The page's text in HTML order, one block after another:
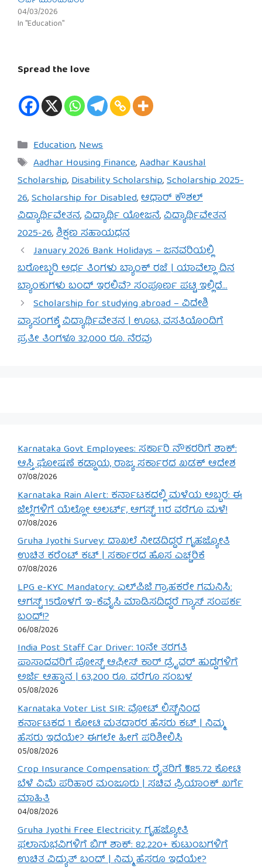
04/03/2026
In "Education"
Spread the love
Categories
Education,News
Tags
Aadhar Housing Finance,Aadhar Kaushal
Scholarship,Disability Scholarship,Scholarship 2025-
26,Scholarship for Disabled,ಆಧಾರ್ ಕೌಶಲ್
ವಿದ್ಯಾರ್ಥಿವೇತನ,ವಿದ್ಯಾರ್ಥಿ ಯೋಜನೆ,ವಿದ್ಯಾರ್ಥಿವೇತನ
2025-26,ಶಿಕ್ಷಣ ಸಹಾಯಧನ
January 2026 Bank Holidays – ಜನವರಿಯಲ್ಲಿ
ಬರೋಬ್ಬರಿ ಅರ್ಧ ತಿಂಗಳು ಬ್ಯಾಂಕ್ ರಜೆ | ಯಾವೆಲ್ಲಾ ದಿನ
ಬ್ಯಾಂಕುಗಳು ಬಂದ್ ಇರಲಿವೆ? ಸಂಪೂರ್ಣ ಪಟ್ಟಿ ಇಲ್ಲಿದೆ…
Scholarship for studying abroad – ವಿದೇಶಿ
ವ್ಯಾಸಂಗಕ್ಕೆ ವಿದ್ಯಾರ್ಥಿವೇತನ | ಊಟ, ವಸತಿಯೊಂದಿಗೆ
ಪ್ರತೀ ತಿಂಗಳೂ 32,000 ರೂ. ನೆರವು
Karnataka Govt Employees: ಸರ್ಕಾರಿ ನೌಕರರಿಗೆ ಶಾಕ್:
ಆಸ್ತಿ ಘೋಷಣೆ ಕಡ್ಡಾಯ, ರಾಜ್ಯ ಸರ್ಕಾರದ ಖಡಕ್ ಆದೇಶ
07/08/2026
Karnataka Rain Alert: ಕರ್ನಾಟಕದಲ್ಲಿ ಮಳೆಯ ಅಬ್ಬರ: ಈ
ಜಿಲ್ಲೆಗಳಿಗೆ ಯೆಲ್ಲೋ ಅಲರ್ಟ್, ಆಗಸ್ಟ್ 11ರ ವರೆಗೂ ಮಳೆ!
07/08/2026
Gruha Jyothi Survey: ದಾಖಲೆ ನೀಡದಿದ್ದರೆ ಗೃಹಜ್ಯೋತಿ
ಉಚಿತ ಕರೆಂಟ್ ಕಟ್ | ಸರ್ಕಾರದ ಹೊಸ ಎಚ್ಚರಿಕೆ
07/08/2026
LPG e-KYC Mandatory: ಎಲ್‌ಪಿಜಿ ಗ್ರಾಹಕರೇ ಗಮನಿಸಿ:
ಆಗಸ್ಟ್ 15ರೊಳಗೆ ಇ-ಕೆವೈಸಿ ಮಾಡಿಸದಿದ್ದರೆ ಗ್ಯಾಸ್ ಸಂಪರ್ಕ
ಬಂದ್!?
06/08/2026
India Post Staff Car Driver: 10ನೇ ತರಗತಿ
ಪಾಸಾದವರಿಗೆ ಪೋಸ್ಟ್ ಆಫೀಸ್ ಕಾರ್ ಡ್ರೈವರ್ ಹುದ್ದೆಗಳಿಗೆ
ಅರ್ಜಿ ಆಹ್ವಾನ | 63,200 ರೂ. ವರೆಗೂ ಸಂಬಳ
05/08/2026
Karnataka Voter List SIR: ವೋಟ್ ಲಿಸ್ಟ್‌ನಿಂದ
ಕರ್ನಾಟಕದ 1 ಕೋಟಿ ಮತದಾರರ ಹೆಸರು ಕಟ್ | ನಿಮ್ಮ
ಹೆಸರು ಇದೆಯೇ? ಈಗಲೇ ಹೀಗೆ ಪರಿಶೀಲಿಸಿ
05/08/2026
Crop Insurance Compensation: ರೈತರಿಗೆ ₹585.72 ಕೋಟಿ
ಬೆಳೆ ವಿಮೆ ಪರಿಹಾರ ಮಂಜೂರು | ಸಚಿವ ಪ್ರಿಯಾಂಕ್ ಖರ್ಗೆ
ಮಾಹಿತಿ
04/08/2026
Gruha Jyothi Free Electricity: ಗೃಹಜ್ಯೋತಿ
ಫಲಾನುಭವಿಗಳಿಗೆ ಬಿಗ್ ಶಾಕ್: 82,220+ ಕುಟುಂಬಗಳಿಗೆ
ಉಚಿತ ವಿದ್ಯುತ್ ಬಂದ್ | ನಿಮ್ಮ ಹೆಸರೂ ಇದೆಯೇ?